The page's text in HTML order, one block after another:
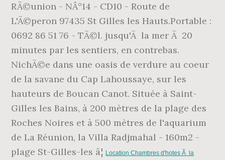
RÃ©union - NÂ°14 - CD10 - Route de
L'Ã©peron 97435 St Gilles les Hauts.Portable :
0692 86 51 76 - TÃ©l. jusqu'Ã la mer Ã 20
minutes par les sentiers, en contrebas.
NichÃ©e dans une oasis de verdure au coeur
de la savane du Cap Lahoussaye, sur les
hauteurs de Boucan Canot. Située à Saint-
Gilles les Bains, à 200 mètres de la plage des
Roches Noires et à 500 mètres de l'aquarium
de La Réunion, la Villa Radjmahal - 160m2 -
plage St-Gilles-les â¦ Location Chambres d'hotes Ã la